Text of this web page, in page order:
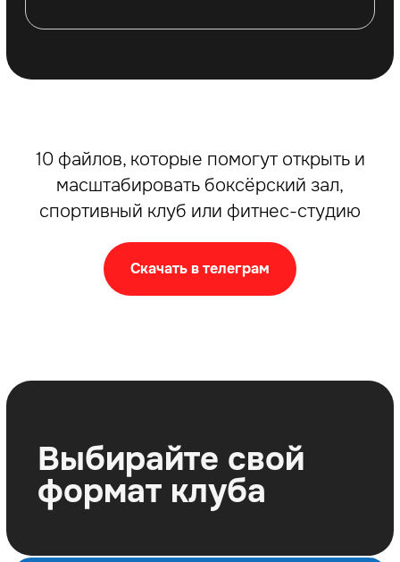
10 файлов, которые помогут открыть и
масштабировать боксёрский зал,
спортивный клуб или фитнес-студию
Скачать в телеграм
Политика конфиденциальности сайта